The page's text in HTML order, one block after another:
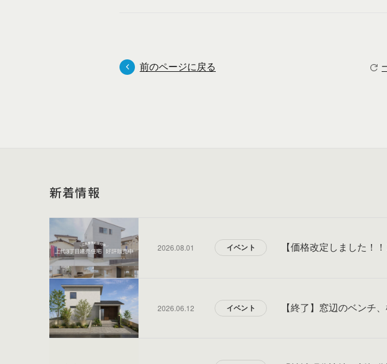
前のページに戻る
新着情報
2026.08.01 イベント 【価格改定しました！
2026.06.12 イベント
【終了】窓辺のベンチ